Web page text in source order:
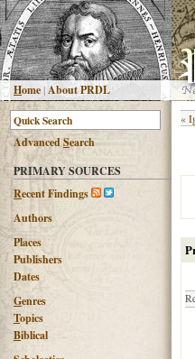
Home|About PRDL
AdvancedSearch
PRIMARY SOURCES
Recent Findings
Authors
Places
Publishers
Dates
Genres
Topics
Biblical
«